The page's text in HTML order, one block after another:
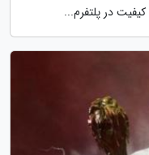
در پلتفرم...